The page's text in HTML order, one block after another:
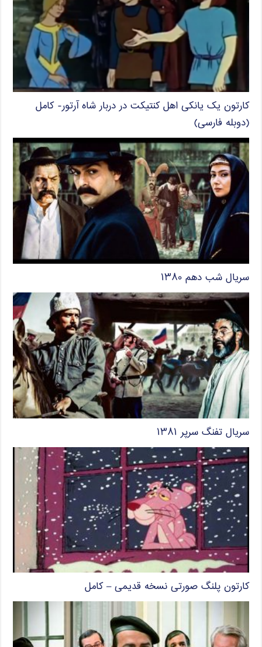
کارتون یک یانکی اهل کنتیکت در دربار شاه آرتور- کامل
(دوبله فارسی)
سریال شب دهم ۱۳۸۰
سریال تفنگ سرپر ۱۳۸۱
کارتون پلنگ صورتی نسخه قدیمی – کامل